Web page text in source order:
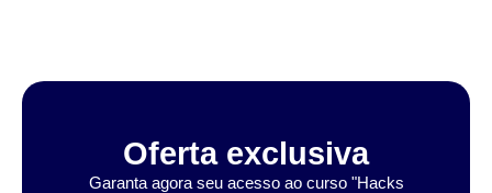
Oferta exclusiva
Garanta agora seu acesso ao curso "Hacks